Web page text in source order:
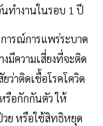
นทำงานในรอบ 1 ปี
ารณ์การแพร่ระบาด
มีความเสี่ยงที่จะติด
ว่าติดเชื้อโรคโควิด
รือกักกันตัว ให้
ย หรือใช้สิทธิหยุด